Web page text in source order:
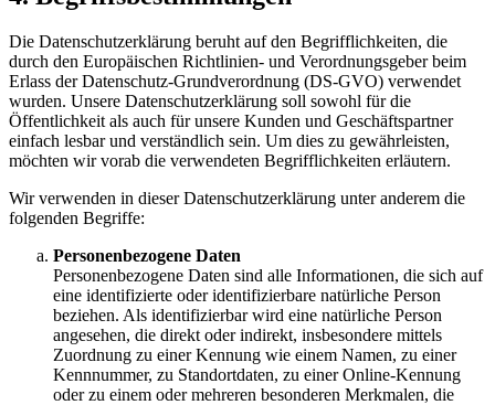
Die Datenschutzerklärung beruht auf den Begrifflichkeiten, die
durch den Europäischen Richtlinien- und Verordnungsgeber beim
Erlass der Datenschutz-Grundverordnung (DS-GVO) verwendet
wurden. Unsere Datenschutzerklärung soll sowohl für die
Öffentlichkeit als auch für unsere Kunden und Geschäftspartner
einfach lesbar und verständlich sein. Um dies zu gewährleisten,
möchten wir vorab die verwendeten Begrifflichkeiten erläutern.
Wir verwenden in dieser Datenschutzerklärung unter anderem die
folgenden Begriffe:
Personenbezogene Daten
Personenbezogene Daten sind alle Informationen, die sich auf
eine identifizierte oder identifizierbare natürliche Person
beziehen. Als identifizierbar wird eine natürliche Person
angesehen, die direkt oder indirekt, insbesondere mittels
Zuordnung zu einer Kennung wie einem Namen, zu einer
Kennnummer, zu Standortdaten, zu einer Online-Kennung
oder zu einem oder mehreren besonderen Merkmalen, die